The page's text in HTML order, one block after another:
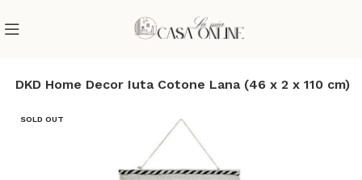
DKD Home Decor Iuta Cotone Lana (46 x 2 x 110 cm)
SOLD OUT